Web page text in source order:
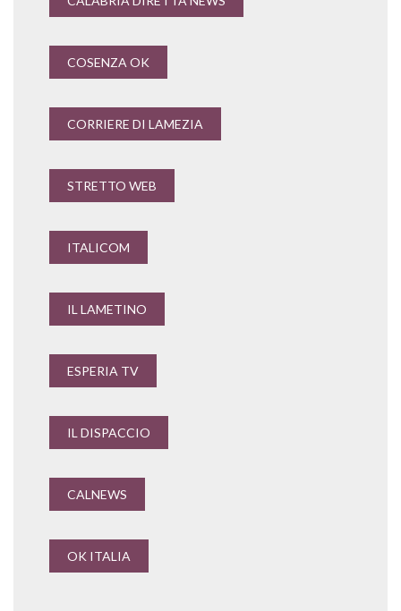
COSENZA OK
CORRIERE DI LAMEZIA
STRETTO WEB
ITALICOM
IL LAMETINO
ESPERIA TV
IL DISPACCIO
CALNEWS
OK ITALIA